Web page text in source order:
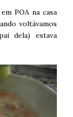
POA na casa
voltávamos
dela) estava